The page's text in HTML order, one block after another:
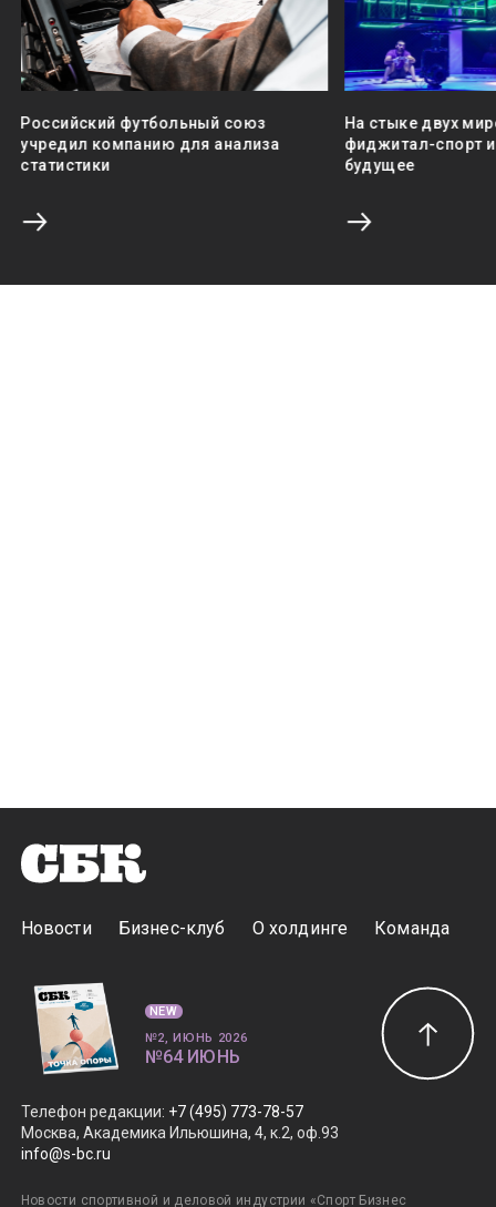
Российский футбольный союз
учредил компанию для анализа
статистики
На стыке двух
фиджитал-спорт
будущее
Новости Бизнес-клуб О холдинге Команда
Телефон редакции: +7 (495) 773-78-57
Москва, Академика Ильюшина, 4, к.2, оф.93
info@s-bc.ru
Новости спортивной и деловой индустрии «Спорт Бизнес
NEW
№2, ИЮНЬ 2026
№64 ИЮНЬ